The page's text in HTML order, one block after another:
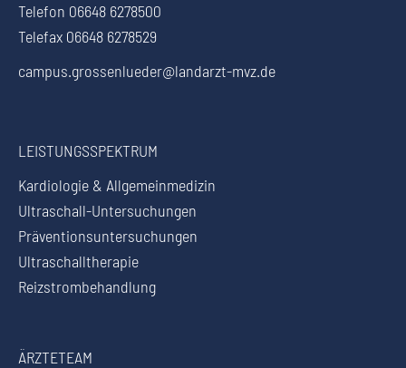
Telefon 06648 6278500
Telefax 06648 6278529
campus.grossenlueder@landarzt-mvz.de
LEISTUNGSSPEKTRUM
Kardiologie & Allgemeinmedizin
Ultraschall-Untersuchungen
Präventionsuntersuchungen
Ultraschalltherapie
Reizstrombehandlung
ÄRZTETEAM